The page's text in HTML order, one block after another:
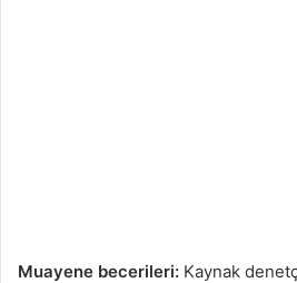
Muayene becerileri: Kaynak